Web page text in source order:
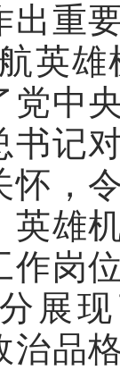
出重
英雄
党中
书记
怀，
英雄
作岗
展
治品